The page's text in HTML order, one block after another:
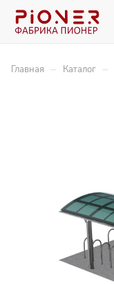
Главная – Каталог –